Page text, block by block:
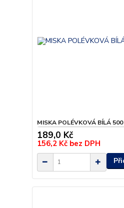
MISKA POLÉVKOVÁ BÍLÁ
189,0 Kč
156,2 Kč bez DPH